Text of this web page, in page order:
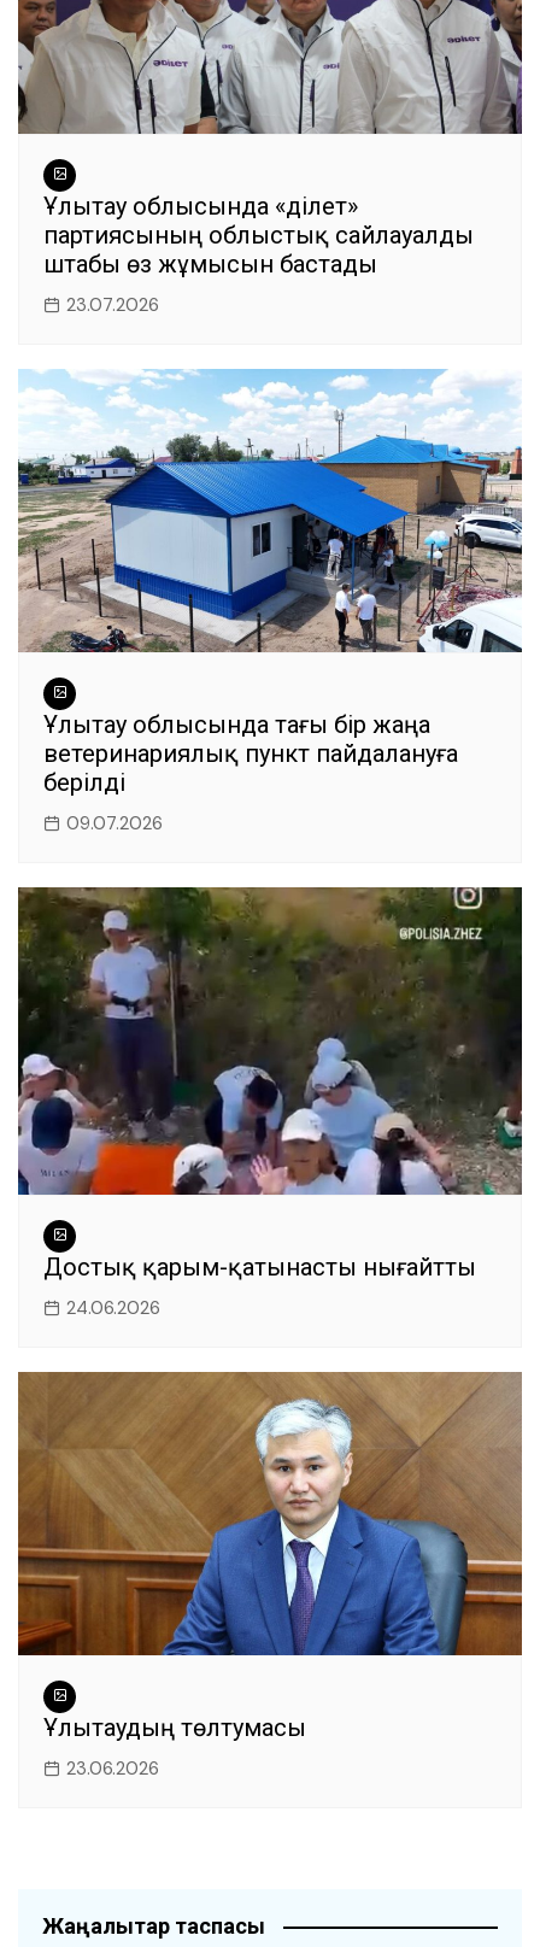
Ұлытау облысында «Әділет»
партиясының облыстық сайлауалды
штабы өз жұмысын бастады
23.07.2026
Ұлытау облысында тағы бір жаңа
ветеринариялық пункт пайдалануға
берілді
09.07.2026
Достық қарым-қатынасты нығайтты
24.06.2026
Ұлытаудың төлтумасы
23.06.2026
Жаңалықтар таспасы